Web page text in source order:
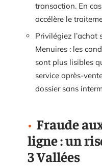
transaction. En
accélère le
Privilégiez l’achat
Menuires : les
sont plus lisibles
service après-
dossier sans
Fraude
ligne : un
3 Vallées